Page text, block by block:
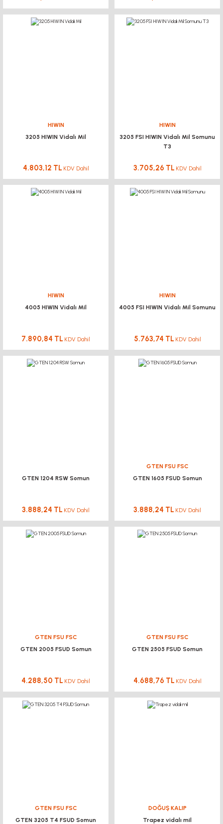
HIWIN
3205 HIWIN Vidalı Mil
4.803,12 TL KDV Dahil
HIWIN
3205 FSI HIWIN Vidalı Mil Somunu
T3
3.705,26 TL KDV Dahil
HIWIN
4005 HIWIN Vidalı Mil
7.890,84 TL KDV Dahil
HIWIN
4005 FSI HIWIN Vidalı Mil Somunu
5.763,74 TL KDV Dahil
GTEN 1204 RSW Somun
3.888,24 TL KDV Dahil
GTEN FSU FSC
GTEN 1605 FSUD Somun
3.888,24 TL KDV Dahil
GTEN FSU FSC
GTEN 2005 FSUD Somun
4.288,50 TL KDV Dahil
GTEN FSU FSC
GTEN 2505 FSUD Somun
4.688,76 TL KDV Dahil
GTEN FSU FSC
GTEN 3205 T4 FSUD Somun
DOĞUŞ KALIP
Trapez vidalı mil